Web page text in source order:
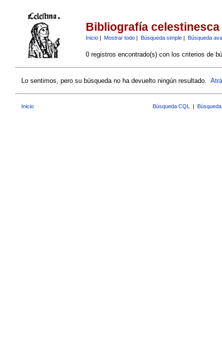
Bibliografía celestinesca
Inicio| Mostrar todo| Búsqueda simple| Búsqueda
0 registros encontrado(s) con los criterios de
Lo sentimos, pero su búsqueda no ha devuelto ningún resultado.
Inicio Búsqueda CQL |